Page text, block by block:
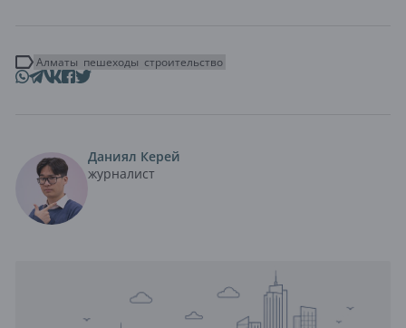
Алматы пешеходы строительство
Даниял Керей
журналист